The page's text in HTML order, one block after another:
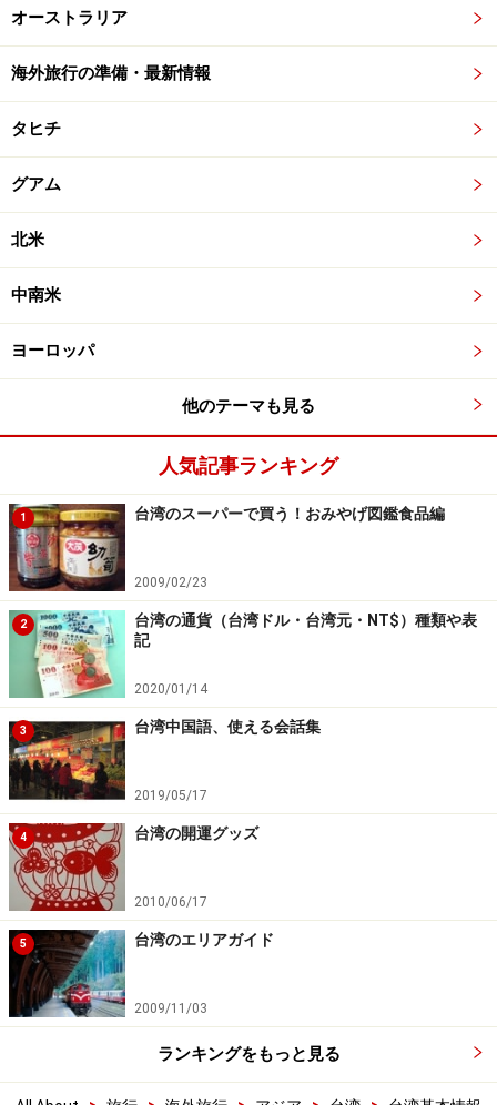
オーストラリア
海外旅行の準備・最新情報
タヒチ
グアム
北米
中南米
ヨーロッパ
他のテーマも見る
人気記事ランキング
1 台湾のスーパーで買う！おみやげ図鑑食品編
2009/02/23
2
台湾の通貨（台湾ドル・台湾元・NT$）種類や表
記
2020/01/14
3 台湾中国語、使える会話集
2019/05/17
4 台湾の開運グッズ
2010/06/17
5 台湾のエリアガイド
2009/11/03
ランキングをもっと見る